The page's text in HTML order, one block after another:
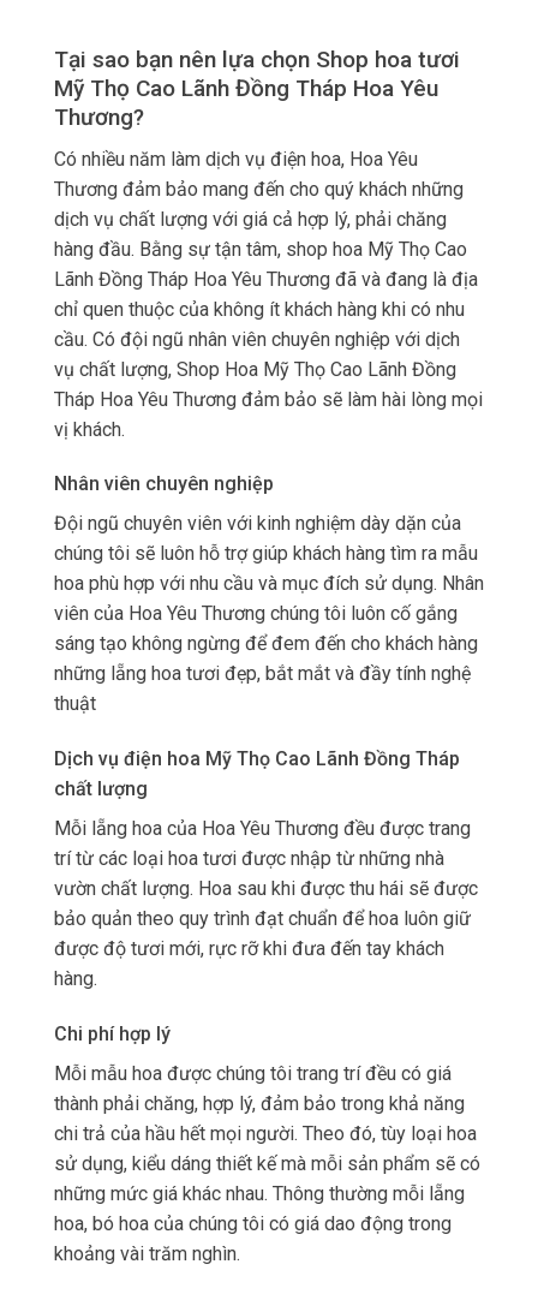
Tại sao bạn nên lựa chọn Shop hoa tươi
Mỹ Thọ Cao Lãnh Đồng Tháp Hoa Yêu
Thương?
Có nhiều năm làm dịch vụ điện hoa, Hoa Yêu
Thương đảm bảo mang đến cho quý khách những
dịch vụ chất lượng với giá cả hợp lý, phải chăng
hàng đầu. Bằng sự tận tâm, shop hoa Mỹ Thọ Cao
Lãnh Đồng Tháp Hoa Yêu Thương đã và đang là địa
chỉ quen thuộc của không ít khách hàng khi có nhu
cầu. Có đội ngũ nhân viên chuyên nghiệp với dịch
vụ chất lượng, Shop Hoa Mỹ Thọ Cao Lãnh Đồng
Tháp Hoa Yêu Thương đảm bảo sẽ làm hài lòng mọi
vị khách.
Nhân viên chuyên nghiệp
Đội ngũ chuyên viên với kinh nghiệm dày dặn của
chúng tôi sẽ luôn hỗ trợ giúp khách hàng tìm ra mẫu
hoa phù hợp với nhu cầu và mục đích sử dụng. Nhân
viên của Hoa Yêu Thương chúng tôi luôn cố gắng
sáng tạo không ngừng để đem đến cho khách hàng
những lẵng hoa tươi đẹp, bắt mắt và đầy tính nghệ
thuật
Dịch vụ điện hoa Mỹ Thọ Cao Lãnh Đồng Tháp
chất lượng
Mỗi lẵng hoa của Hoa Yêu Thương đều được trang
trí từ các loại hoa tươi được nhập từ những nhà
vườn chất lượng. Hoa sau khi được thu hái sẽ được
bảo quản theo quy trình đạt chuẩn để hoa luôn giữ
được độ tươi mới, rực rỡ khi đưa đến tay khách
hàng.
Chi phí hợp lý
Mỗi mẫu hoa được chúng tôi trang trí đều có giá
thành phải chăng, hợp lý, đảm bảo trong khả năng
chi trả của hầu hết mọi người. Theo đó, tùy loại hoa
sử dụng, kiểu dáng thiết kế mà mỗi sản phẩm sẽ có
những mức giá khác nhau. Thông thường mỗi lẵng
hoa, bó hoa của chúng tôi có giá dao động trong
khoảng vài trăm nghìn.